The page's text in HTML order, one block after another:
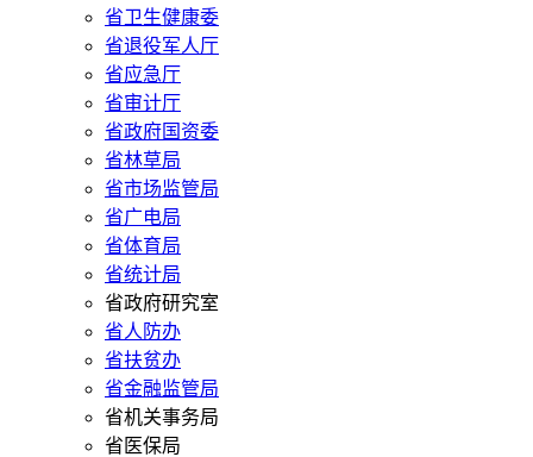
省卫生健康委
省退役军人厅
省应急厅
省审计厅
省政府国资委
省林草局
省市场监管局
省广电局
省体育局
省统计局
省政府研究室
省人防办
省扶贫办
省金融监管局
省机关事务局
省医保局